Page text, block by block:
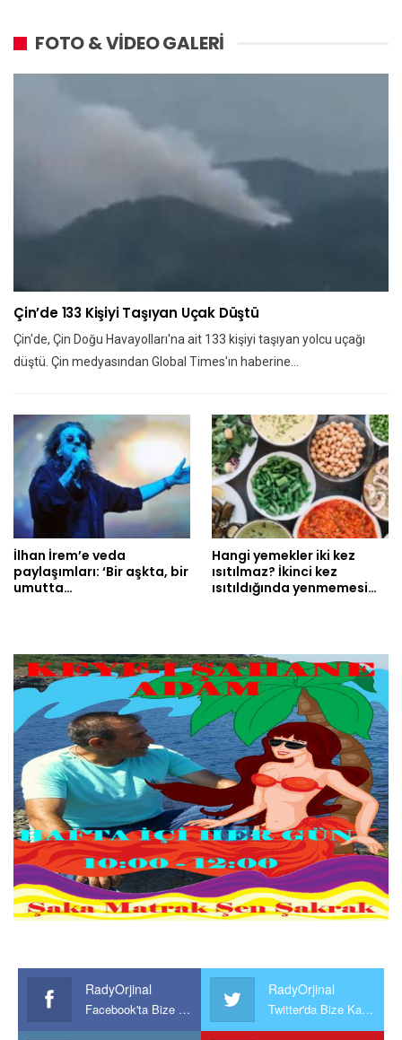
FOTO & VİDEO GALERİ
Çin’de 133 Kişiyi Taşıyan Uçak Düştü
Çin'de, Çin Doğu Havayolları'na ait 133 kişiyi taşıyan yolcu uçağı
düştü. Çin medyasından Global Times'ın haberine…
İlhan İrem’e veda
paylaşımları: ‘Bir aşkta, bir
umutta…
Hangi yemekler iki kez
ısıtılmaz? İkinci kez
ısıtıldığında yenmemesi…
RadyOrjinal
Facebook'ta Bize Katılın
RadyOrjinal
Twitter'da Bize Katılın